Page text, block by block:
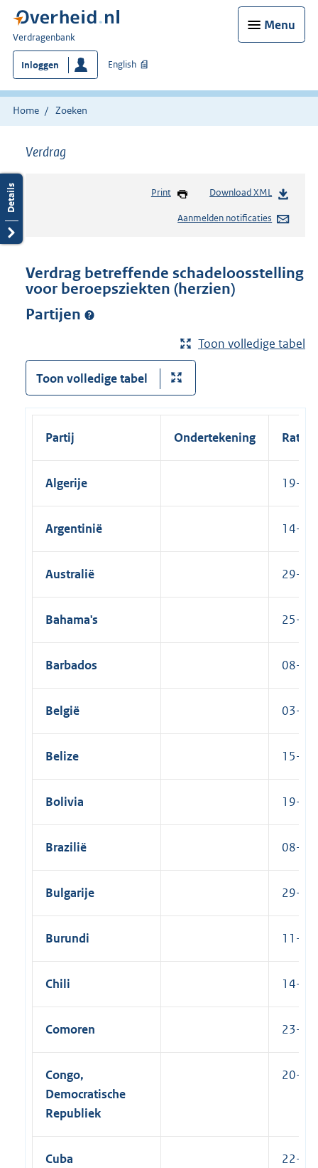
Menu
U
bent
hier:
Verdragenbank
Inloggen English
Home Zoeken
Verdrag
Print Download XML
Aanmelden notificaties
Verdrag betreffende schadeloosstelling
voor beroepsziekten (herzien)
Partijen
Toon volledige tabel
Toon volledige tabel
Partij Ondertekening
Algerije 19-
Argentinië 14-
Australië 29-
Bahama's 25-
Barbados 08-
België 03-
Belize 15-
Bolivia 19-
Brazilië 08-
Bulgarije 29-
Burundi 11-
Chili 14-
Comoren 23-
Congo,
Democratische
Republiek
20-
Cuba 22-